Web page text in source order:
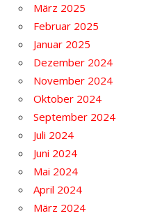
März 2025
Februar 2025
Januar 2025
Dezember 2024
November 2024
Oktober 2024
September 2024
Juli 2024
Juni 2024
Mai 2024
April 2024
März 2024